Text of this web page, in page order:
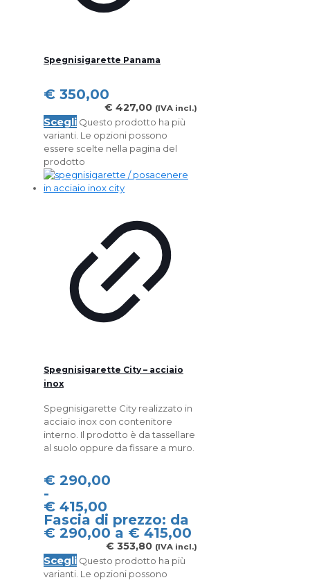
Spegnisigarette Panama
€ 350,00
€ 427,00 (IVA incl.)
Scegli Questo prodotto ha più
varianti. Le opzioni possono
essere scelte nella pagina del
prodotto
Spegnisigarette City – acciaio
inox
Spegnisigarette City realizzato in
acciaio inox con contenitore
interno. Il prodotto è da tassellare
al suolo oppure da fissare a muro.
€ 290,00
-
€ 415,00
Fascia di prezzo: da
€ 290,00 a € 415,00
€ 353,80 (IVA incl.)
Scegli Questo prodotto ha più
varianti. Le opzioni possono